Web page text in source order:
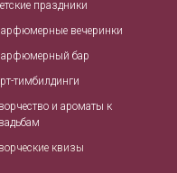
праздники
вечеринки
бар
тимбилдинги
и ароматы к
квизы